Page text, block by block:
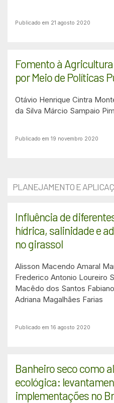
Publicado em 21 agosto 2020
Fomento à
por Meio de Políticas
Otávio Henrique Cintra
da Silva Márcio Sampaio
Publicado em 19 novembro 2020
PLANEJAMENTO E
Influência de
hídrica, salinidade e
no girassol
Alisson Macendo Amaral
Frederico Antonio Loureiro
Macêdo dos Santos
Adriana Magalhães Farias
Publicado em 16 agosto 2020
Banheiro seco como
ecológica:
implementações no